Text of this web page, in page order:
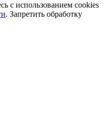
с использованием cookies
. Запретить обработку